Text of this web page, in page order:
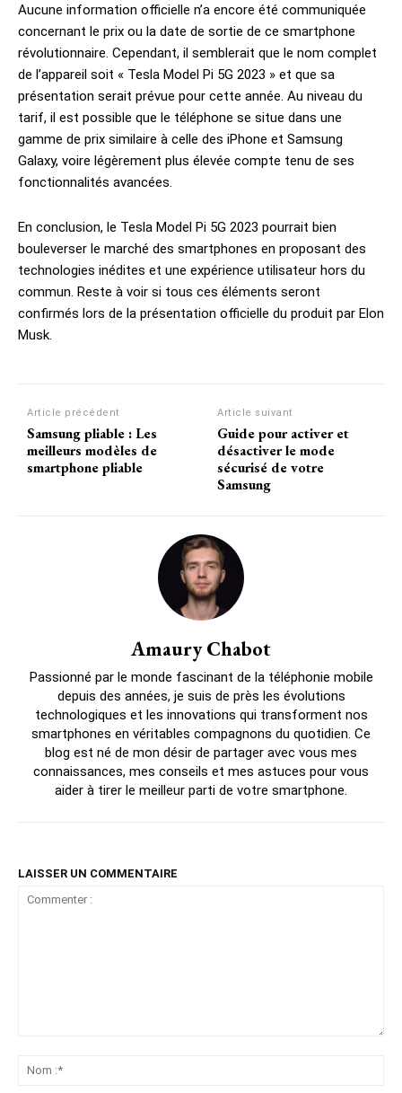
Aucune information officielle n’a encore été communiquée
concernant le prix ou la date de sortie de ce smartphone
révolutionnaire. Cependant, il semblerait que le nom complet
de l’appareil soit « Tesla Model Pi 5G 2023 » et que sa
présentation serait prévue pour cette année. Au niveau du
tarif, il est possible que le téléphone se situe dans une
gamme de prix similaire à celle des iPhone et Samsung
Galaxy, voire légèrement plus élevée compte tenu de ses
fonctionnalités avancées.
En conclusion, le Tesla Model Pi 5G 2023 pourrait bien
bouleverser le marché des smartphones en proposant des
technologies inédites et une expérience utilisateur hors du
commun. Reste à voir si tous ces éléments seront
confirmés lors de la présentation officielle du produit par Elon
Musk.
Article précédent
Samsung pliable : Les
meilleurs modèles de
smartphone pliable
Article suivant
Guide pour activer et
désactiver le mode
sécurisé de votre
Samsung
Amaury Chabot
Passionné par le monde fascinant de la téléphonie mobile
depuis des années, je suis de près les évolutions
technologiques et les innovations qui transforment nos
smartphones en véritables compagnons du quotidien. Ce
blog est né de mon désir de partager avec vous mes
connaissances, mes conseils et mes astuces pour vous
aider à tirer le meilleur parti de votre smartphone.
LAISSER UN COMMENTAIRE